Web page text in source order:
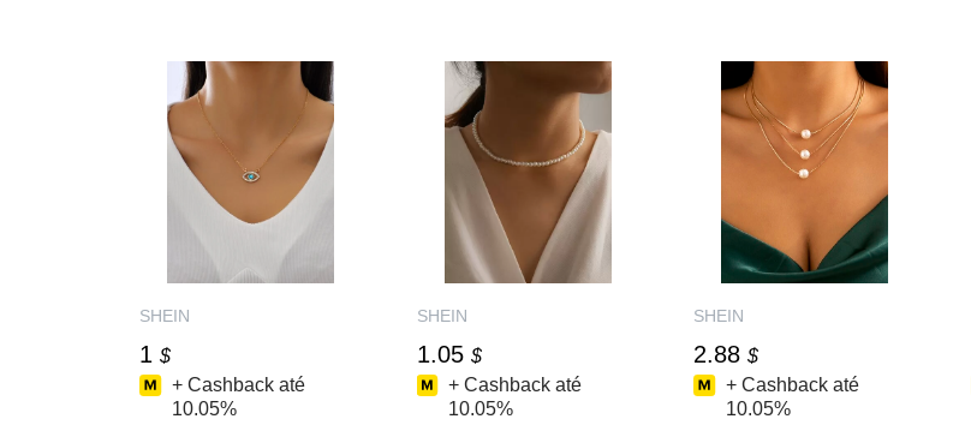
SHEIN
1 $
+ Cashback até
10.05%
SHEIN
1.05 $
+ Cashback até
10.05%
SHEIN
2.88 $
+ Cashback até
10.05%